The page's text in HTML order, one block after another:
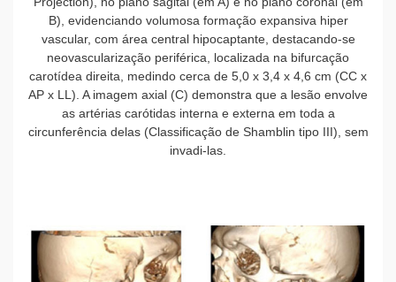
B), evidenciando volumosa formação expansiva hiper
vascular, com área central hipocaptante, destacando-se
neovascularização periférica, localizada na bifurcação
carotídea direita, medindo cerca de 5,0 x 3,4 x 4,6 cm (CC x
AP x LL). A imagem axial (C) demonstra que a lesão envolve
as artérias carótidas interna e externa em toda a
circunferência delas (Classificação de Shamblin tipo III), sem
invadi-las.